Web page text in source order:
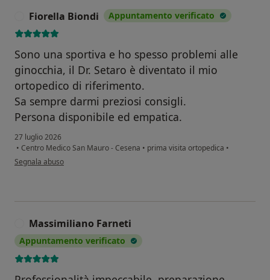
Fiorella Biondi Appuntamento verificato
Sono una sportiva e ho spesso problemi alle
ginocchia, il Dr. Setaro è diventato il mio
ortopedico di riferimento.
Sa sempre darmi preziosi consigli.
Persona disponibile ed empatica.
27 luglio 2026
• Centro Medico San Mauro - Cesena • prima visita ortopedica •
secondo l'opinione dell'utente Fiorella Biondi
Segnala abuso
Massimiliano Farneti
Appuntamento verificato